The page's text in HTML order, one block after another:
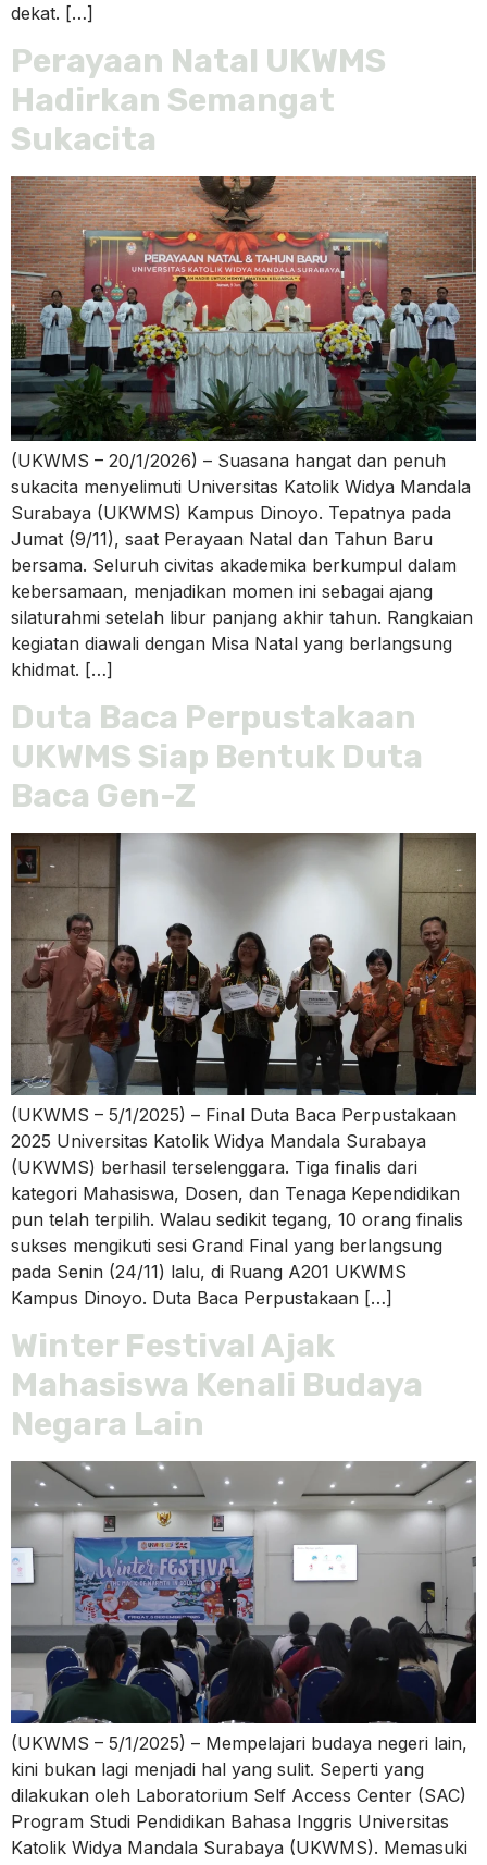
dekat. […]
Perayaan Natal UKWMS
Hadirkan Semangat
Sukacita
(UKWMS – 20/1/2026) – Suasana hangat dan penuh
sukacita menyelimuti Universitas Katolik Widya Mandala
Surabaya (UKWMS) Kampus Dinoyo. Tepatnya pada
Jumat (9/11), saat Perayaan Natal dan Tahun Baru
bersama. Seluruh civitas akademika berkumpul dalam
kebersamaan, menjadikan momen ini sebagai ajang
silaturahmi setelah libur panjang akhir tahun. Rangkaian
kegiatan diawali dengan Misa Natal yang berlangsung
khidmat. […]
Duta Baca Perpustakaan
UKWMS Siap Bentuk Duta
Baca Gen-Z
(UKWMS – 5/1/2025) – Final Duta Baca Perpustakaan
2025 Universitas Katolik Widya Mandala Surabaya
(UKWMS) berhasil terselenggara. Tiga finalis dari
kategori Mahasiswa, Dosen, dan Tenaga Kependidikan
pun telah terpilih. Walau sedikit tegang, 10 orang finalis
sukses mengikuti sesi Grand Final yang berlangsung
pada Senin (24/11) lalu, di Ruang A201 UKWMS
Kampus Dinoyo. Duta Baca Perpustakaan […]
Winter Festival Ajak
Mahasiswa Kenali Budaya
Negara Lain
(UKWMS – 5/1/2025) – Mempelajari budaya negeri lain,
kini bukan lagi menjadi hal yang sulit. Seperti yang
dilakukan oleh Laboratorium Self Access Center (SAC)
Program Studi Pendidikan Bahasa Inggris Universitas
Katolik Widya Mandala Surabaya (UKWMS). Memasuki